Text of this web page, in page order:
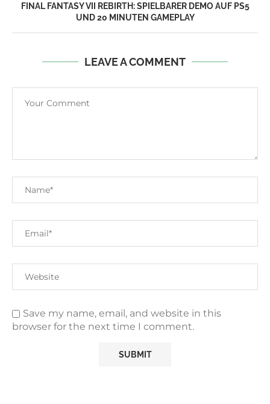
FINAL FANTASY VII REBIRTH: SPIELBARER DEMO AUF PS5
UND 20 MINUTEN GAMEPLAY
LEAVE A COMMENT
Save my name, email, and website in this
browser for the next time I comment.